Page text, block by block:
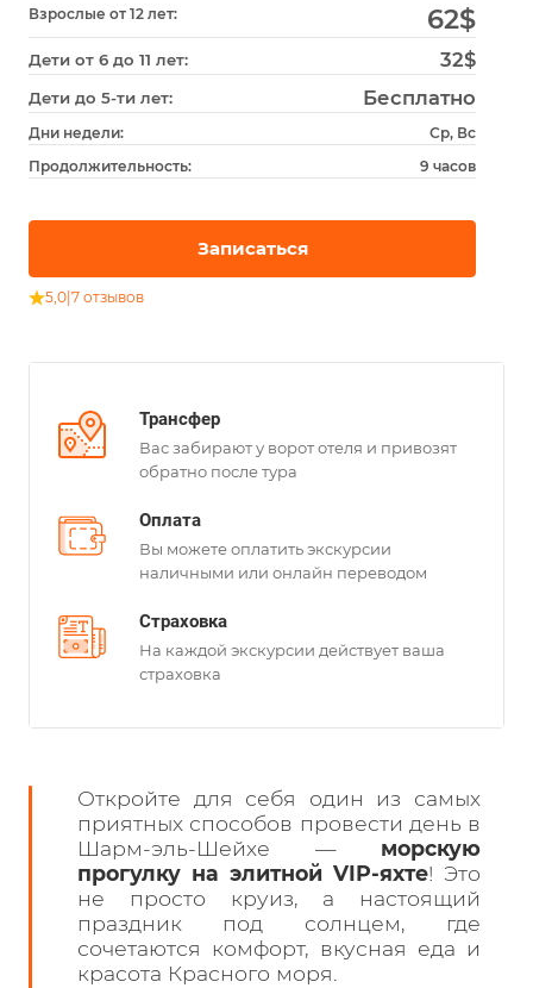
Взрослые от 12 лет: 62$
Дети от 6 до 11 лет: 32$
Дети до 5-ти лет: Бесплатно
Дни недели:
Ср, Вс
Продолжительность:
9 часов
Записаться
5,0 7 отзывов
Трансфер
Вас забирают у ворот отеля и привозят
обратно после тура
Оплата
Вы можете оплатить экскурсии
наличными или онлайн переводом
Страховка
На каждой экскурсии действует ваша
страховка
Откройте для себя один из самых
приятных способов провести день в
Шарм-эль-Шейхе — морскую
прогулку на элитной VIP-яхте! Это
не просто круиз, а настоящий
праздник под солнцем, где
сочетаются комфорт, вкусная еда и
красота Красного моря.